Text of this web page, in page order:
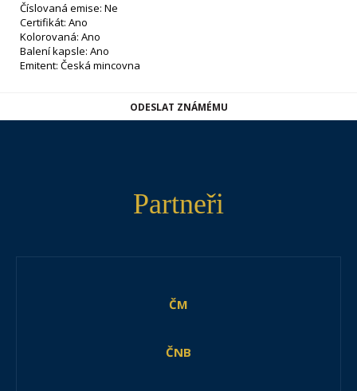
Číslovaná emise: Ne
Certifikát: Ano
Kolorovaná: Ano
Balení kapsle: Ano
Emitent: Česká mincovna
ODESLAT ZNÁMÉMU
Partneři
ČM
ČNB